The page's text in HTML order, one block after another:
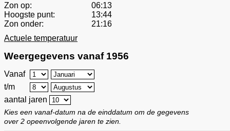
Zon op:
06:13
Hoogste punt:
13:44
Zon onder:
21:16
Actuele temperatuur
Weergegevens vanaf 1956
Vanaf
t/m
aantal jaren
Kies een vanaf-datum na de einddatum om de gegevens
over 2 opeenvolgende jaren te zien.